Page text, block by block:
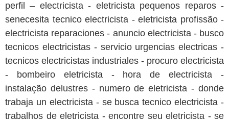
perfil – electricista - eletricista pequenos reparos -
senecesita tecnico electricista - eletricista profissão -
electricista reparaciones - anuncio electricista - busco
tecnicos electricistas - servicio urgencias electricas -
tecnicos electricistas industriales - procuro electricista
- bombeiro eletricista - hora de electricista -
instalação delustres - numero de eletricista - donde
trabaja un electricista - se busca tecnico electricista -
trabalhos de eletricista - encontre seu eletricista - se